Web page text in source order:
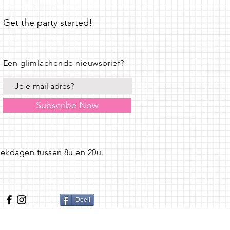
Get the party started!
tussen 8u en 20u.
Een glimlachende nieuwsbrief?
Subscribe Now
Deel!